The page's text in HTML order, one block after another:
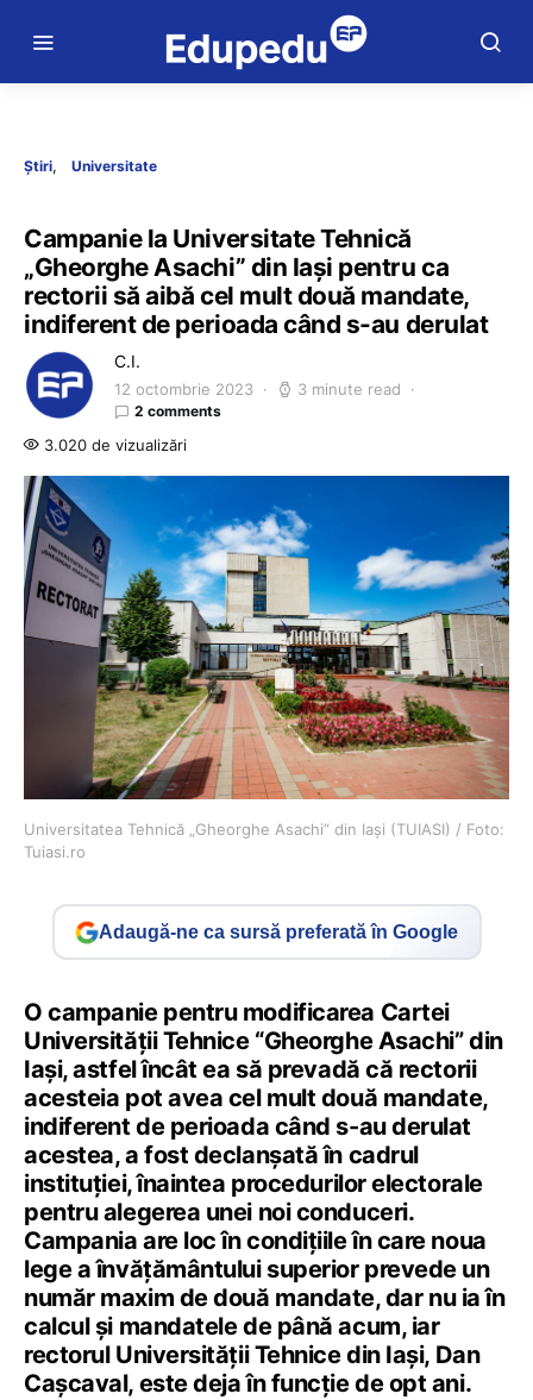
Știri Universitate
Campanie la Universitate Tehnică
„Gheorghe Asachi” din Iași pentru ca
rectorii să aibă cel mult două mandate,
indiferent de perioada când s-au derulat
C.I.
12 octombrie 2023 3 minute read
2 comments
3.020 de vizualizări
Universitatea Tehnică „Gheorghe Asachi” din Iași (TUIASI) / Foto:
Tuiasi.ro
Adaugă-ne ca sursă preferată în Google
O campanie pentru modificarea Cartei
Universității Tehnice “Gheorghe Asachi” din
Iași, astfel încât ea să prevadă că rectorii
acesteia pot avea cel mult două mandate,
indiferent de perioada când s-au derulat
acestea, a fost declanșată în cadrul
instituției, înaintea procedurilor electorale
pentru alegerea unei noi conduceri.
Campania are loc în condițiile în care noua
lege a învățământului superior prevede un
număr maxim de două mandate, dar nu ia în
calcul și mandatele de până acum, iar
rectorul Universității Tehnice din Iași, Dan
Cașcaval, este deja în funcție de opt ani.